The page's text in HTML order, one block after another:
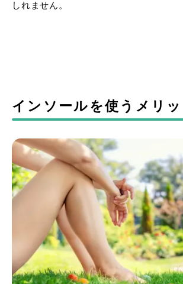
しれません。
インソールを使うメリ